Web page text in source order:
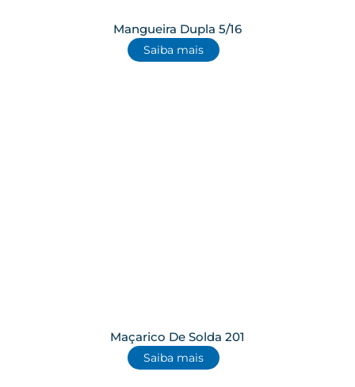
Mangueira Dupla 5/16
Saiba mais
Maçarico De Solda 201
Saiba mais